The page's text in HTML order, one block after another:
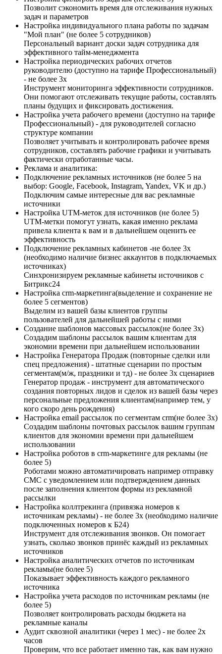
Позволит сэкономить время для отслеживания нужных
задач и параметров
Настройка индивидуального плана работы по задачам
"Мой план" (не более 5 сотрудников)
Персональный вариант доски задач сотрудника для
эффективного тайм-менеджмента
Настройка периодических рабочих отчетов
руководителю (доступно на тарифе Профессиональный)
- не более 3х
Инструмент мониторинга эффективности сотрудников.
Они помогают отслеживать текущие работы, составлять
планы будущих и фиксировать достижения.
Настройка учета рабочего времени (доступно на тарифе
Профессиональный) - для руководителей согласно
структуре компании
Позволяет учитывать и контролировать рабочее время
сотрудников, составлять рабочие графики и учитывать
фактически отработанные часы.
Реклама и аналитика:
Подключение рекламных источников (не более 5 на
выбор: Google, Facebook, Instagram, Yandex, VK и др.)
Подключим самые интересные для вас рекламные
источники
Настройка UTM-меток для источников (не более 5)
UTM-метки помогут узнать, какая именно реклама
привела клиента к вам и в дальнейшем оценить ее
эффективность
Подключение рекламных кабинетов​​ -не более 3х
(необходимо наличие бизнес аккаунтов в подключаемых
источниках)
Синхронизируем рекламные кабинеты источников с
Битрикс24
Настройка crm-маркетинга(выделение и сохранение не
более 5 сегментов)
Выделим из вашей базы клиентов группы
пользователей для дальнейшей работы с ними
Создание шаблонов массовых рассылок(не более 3х)​
Создадим шаблоны рассылок вашим клиентам для
экономии времени при дальнейшем использовании
Настройка Генератора Продаж (повторные сделки или
спец предложения) - штатные сценарии по простым
сегментам(м/ж, праздники и тд) - не более 3х сценариев
Генератор продаж - инструмент для автоматического
создания повторных лидов и сделок из вашей базы через
персональные предложения клиентам(например тем, у
кого скоро день рождения)
Настройка email рассылок по сегментам crm(не более 3х)
Создадим шаблоны почтовых рассылок вашим группам
клиентов для экономии времени при дальнейшем
использовании
Настройка роботов в crm-маркетинге для рекламы (не
более 5)
Роботами можно автоматичировать например отправку
СМС с уведомлением или подтверждением данных
после заполнения клиентом формы из рекламной
рассылки
Настройка коллтрекинга (привязка номеров к
источникам рекламы) - не более 3х (необходимо наличие
подключенных номеров к Б24)
Инструмент для отслеживания звонков. Он помогает
узнать, сколько звонков принёс каждый из рекламных
источников
Настройка аналитических отчетов по источникам
рекламы(не более 5)
Показывает эффективность каждого рекламного
источника
Настройка учета расходов по источникам рекламы (не
более 5)
Позволяет контролировать расходы бюджета на
рекламные каналы
Аудит сквозной аналитики (через 1 мес) - не более 2х
часов
Проверим, что все работает именно так, как вам нужно